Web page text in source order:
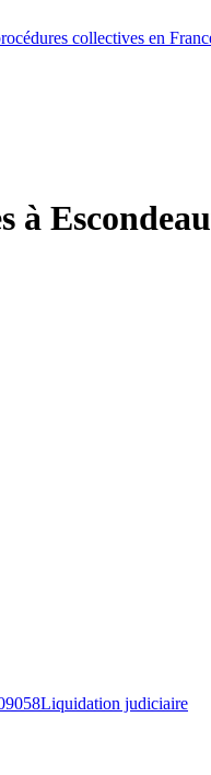
collectives en
à
Liquidation judiciaire